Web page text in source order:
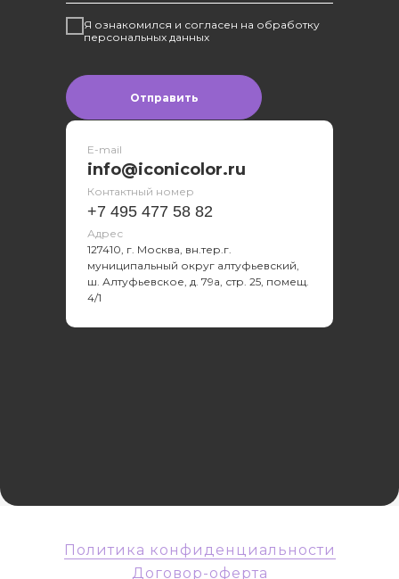
Я ознакомился и согласен на обработку
персональных данных
Отправить
E-mail
info@iconicolor.ru
Контактный номер
+7 495 477 58 82
Адрес
127410, г. Москва, вн.тер.г.
муниципальный округ алтуфьевский,
ш. Алтуфьевское, д. 79а, стр. 25, помещ.
4/1
Политика конфиденциальности
Договор-оферта